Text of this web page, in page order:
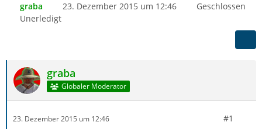
graba 23. Dezember 2015 um 12:46
Geschlossen
Unerledigt
graba
Globaler Moderator
23. Dezember 2015 um 12:46 #1